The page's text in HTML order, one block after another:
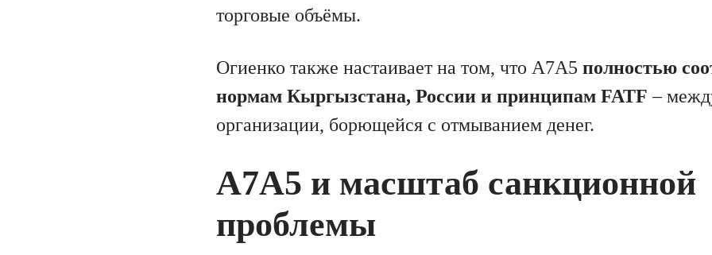
торговые объёмы.
Огиенко также настаивает на том, что A7A5 полностью
нормам Кыргызстана, России и принципам FATF –
организации, борющейся с отмыванием денег.
A7A5 и масштаб санкционной
проблемы